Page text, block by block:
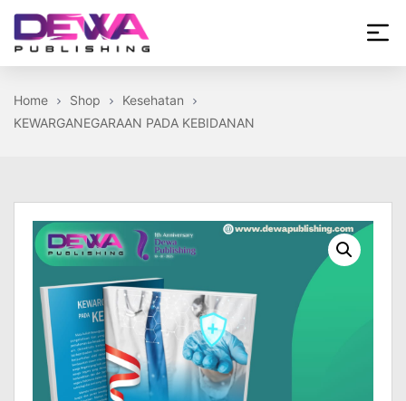
Skip
theDewa
Home
Shop
Kesehatan
KEWARGANEGARAAN PADA KEBIDANAN